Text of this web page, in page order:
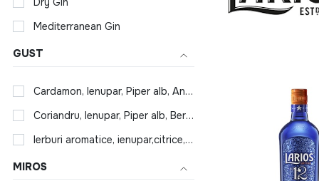
Mediterranean Gin
GUST
Cardamon, Ienupar, Piper alb, Angelica, Mandarine, Bergamota, Grapefruit, Lime
Coriandru, Ienupar, Piper alb, Bergamota, lamaie, Busuioc, Portocala
Ierburi aromatice, ienupar,citrice,condimente, Mandarine, Coriandru
MIROS